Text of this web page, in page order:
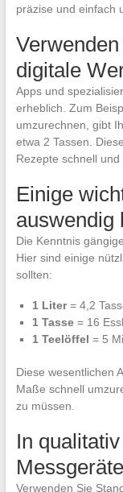
präzise und einfach
digitale
Apps und
erheblich. Zum
umzurechnen, gibt
etwa 2 Tassen.
Rezepte schnell und
Einige
auswendig
Die Kenntnis
Hier sind einige
sollten:
1 Liter= 4,2
1 Tasse= 16
1 Teelöffel = 5
Diese wesentlichen
Maße schnell
zu müssen.
In
Verwenden Sie